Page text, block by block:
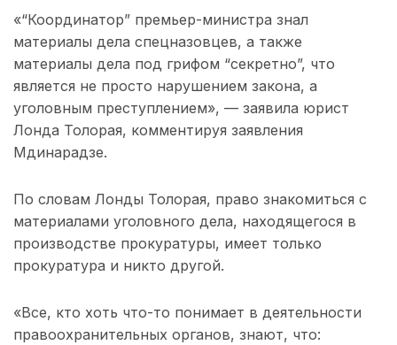
«“Координатор” премьер-министра знал
материалы дела спецназовцев, а также
материалы дела под грифом “секретно”, что
является не просто нарушением закона, а
уголовным преступлением», — заявила юрист
Лонда Толорая, комментируя заявления
Мдинарадзе.
По словам Лонды Толорая, право знакомиться с
материалами уголовного дела, находящегося в
производстве прокуратуры, имеет только
прокуратура и никто другой.
«Все, кто хоть что-то понимает в деятельности
правоохранительных органов, знают, что: